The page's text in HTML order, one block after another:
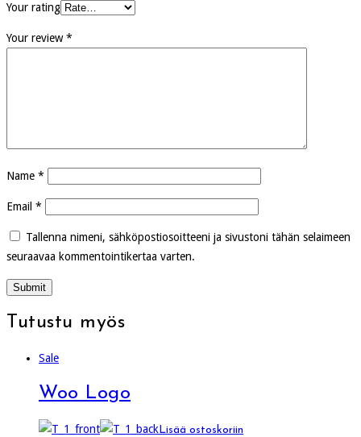
Your rating
Your review*
Name *
Email *
Tallenna nimeni, sähköpostiosoitteeni ja sivustoni tähän selaimeen
seuraavaa kommentointikertaa varten.
Tutustu myös
Sale
Woo Logo
Lisää ostoskoriin